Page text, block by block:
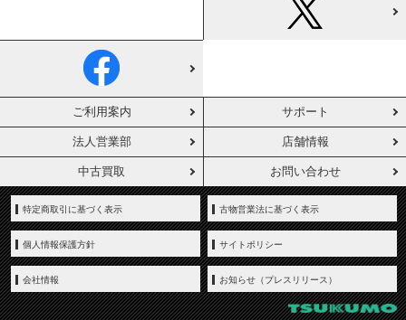
ご利用案内 サポート
法人営業部 店舗情報
中古買取 お問い合わせ
特定商取引に基づく表示 古物営業法に基づく表示
個人情報保護方針 サイトポリシー
会社情報 お知らせ（プレスリリース）